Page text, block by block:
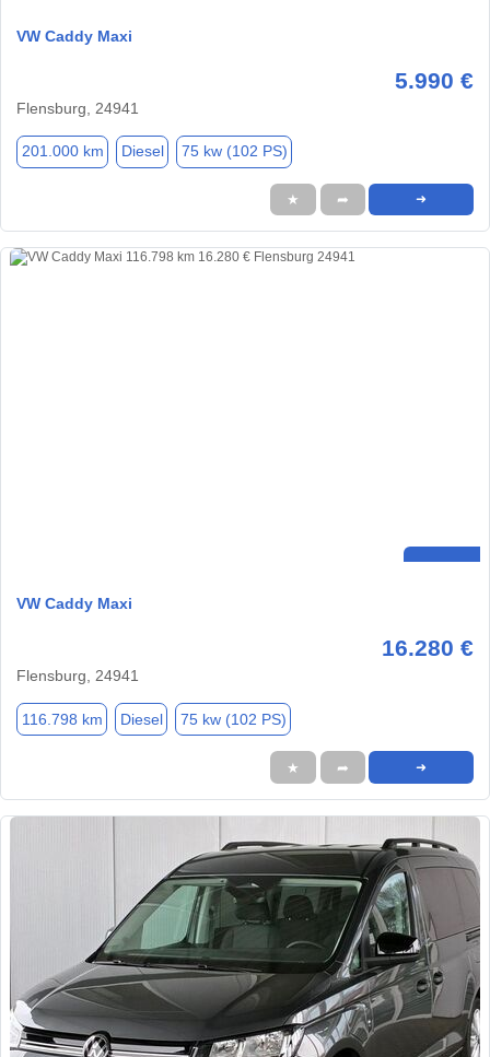
VW Caddy Maxi
5.990 €
Flensburg, 24941
201.000 km Diesel 75 kw (102 PS)
★ ➦ ➜
VW Caddy Maxi
16.280 €
Flensburg, 24941
116.798 km Diesel 75 kw (102 PS)
★ ➦ ➜